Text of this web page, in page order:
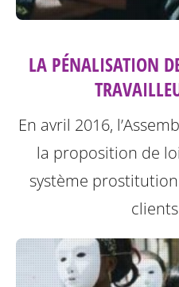
LA PÉNALISATION
En avril 2016,
la proposition de
système